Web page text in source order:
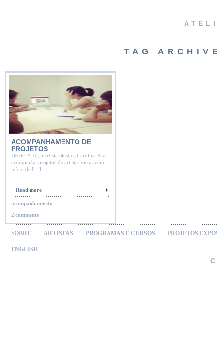
TAG
ACOMPANHAMENTO DE
PROJETOS
Desde 2010, a artista plástica Carolina Paz,
acompanha projetos de artistas visuais em
início de […]
Read more
acompanhamento
2 comments
SOBRE ARTISTAS PROGRAMAS E CURSOS PROJETOS
ENGLISH